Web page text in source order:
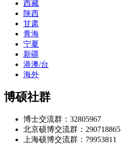
西藏
陕西
甘肃
青海
宁夏
新疆
港澳/台
海外
博硕社群
博士交流群：32805967
北京硕博交流群：290718865
上海硕博交流群：79953811